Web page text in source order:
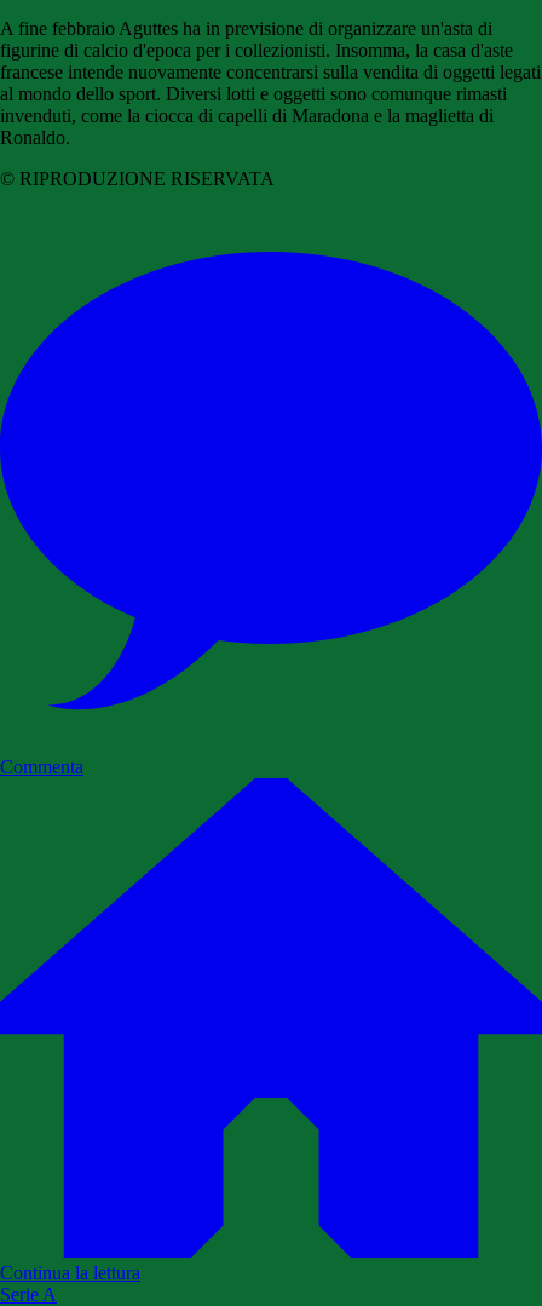
A fine febbraio Aguttes ha in previsione di organizzare un'asta di
figurine di calcio d'epoca per i collezionisti. Insomma, la casa d'aste
francese intende nuovamente concentrarsi sulla vendita di oggetti legati
al mondo dello sport. Diversi lotti e oggetti sono comunque rimasti
invenduti, come la ciocca di capelli di Maradona e la maglietta di
Ronaldo.
© RIPRODUZIONE RISERVATA
Commenta
Continua la lettura
Serie A